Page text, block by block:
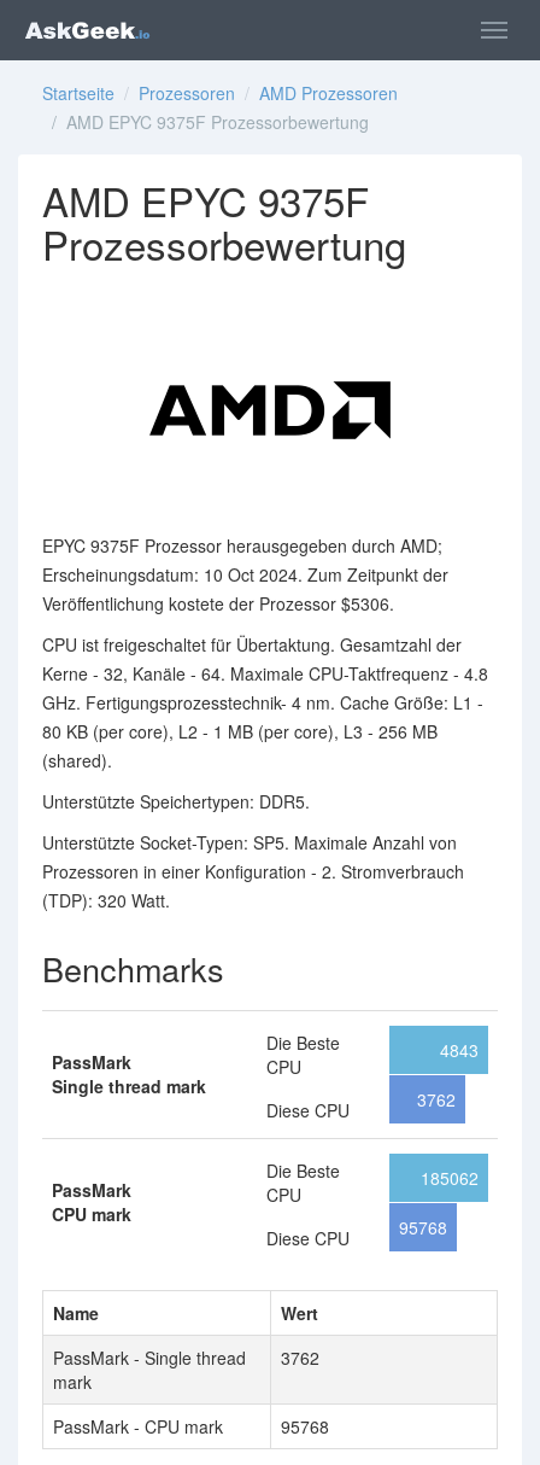
Startseite / Prozessoren / AMD Prozessoren
/ AMD EPYC 9375F Prozessorbewertung
AMD EPYC 9375F
Prozessorbewertung
EPYC 9375F Prozessor herausgegeben durch AMD;
Erscheinungsdatum: 10 Oct 2024. Zum Zeitpunkt der
Veröffentlichung kostete der Prozessor $5306.
CPU ist freigeschaltet für Übertaktung. Gesamtzahl der
Kerne - 32, Kanäle - 64. Maximale CPU-Taktfrequenz - 4.8
GHz. Fertigungsprozesstechnik- 4 nm. Cache Größe: L1 -
80 KB (per core), L2 - 1 MB (per core), L3 - 256 MB
(shared).
Unterstützte Speichertypen: DDR5.
Unterstützte Socket-Typen: SP5. Maximale Anzahl von
Prozessoren in einer Konfiguration - 2. Stromverbrauch
(TDP): 320 Watt.
Benchmarks
PassMark
Single thread mark
Die Beste
CPU
Diese CPU
4843
3762
PassMark
CPU mark
Die Beste
CPU
Diese CPU
185062
95768
Name
Wert
PassMark - Single thread
mark
3762
PassMark - CPU mark 95768